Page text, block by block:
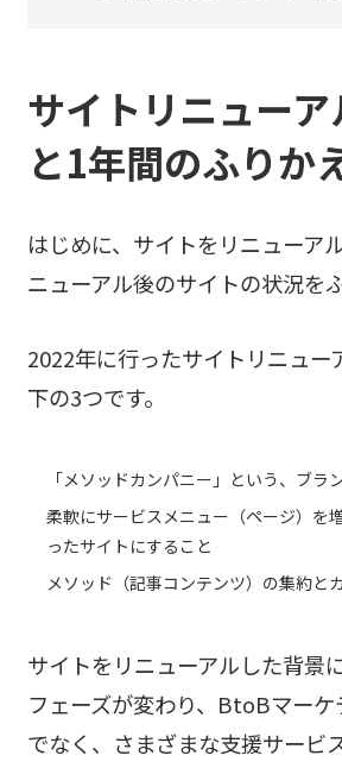
サイトリニュー
と1年間のふりか
はじめに、サイトをリニューア
ニューアル後のサイトの状況を
2022年に行ったサイトリニュー
下の3つです。
「メソッドカンパニー」という、ブラ
柔軟にサービスメニュー（ページ）を
ったサイトにすること
メソッド（記事コンテンツ）の集約と
サイトをリニューアルした背景
フェーズが変わり、BtoBマーケ
でなく、さまざまな支援サービ